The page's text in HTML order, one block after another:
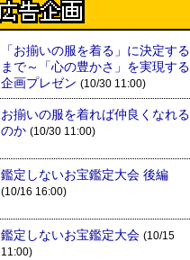
「お揃いの服を着る」に決定する
まで～「心の豊かさ」を実現する
企画プレゼン (10/30 11:00)
お揃いの服を着れば仲良くなれる
のか (10/30 11:00)
鑑定しないお宝鑑定大会 後編
(10/16 16:00)
鑑定しないお宝鑑定大会 (10/15
11:00)